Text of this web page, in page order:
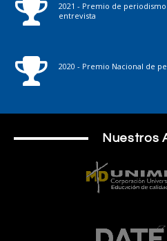
2021 - Premio de
entrevista
2020 - Premio Nacional de
Nuestros